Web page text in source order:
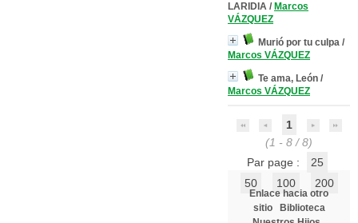
LARIDIA / Marcos
VÁZQUEZ
Murió por tu culpa /
Marcos VÁZQUEZ
Te ama, León /
Marcos VÁZQUEZ
1
(1 - 8 / 8)
Par page :
25
50
100 200
Enlace hacia otro
sitio
Biblioteca